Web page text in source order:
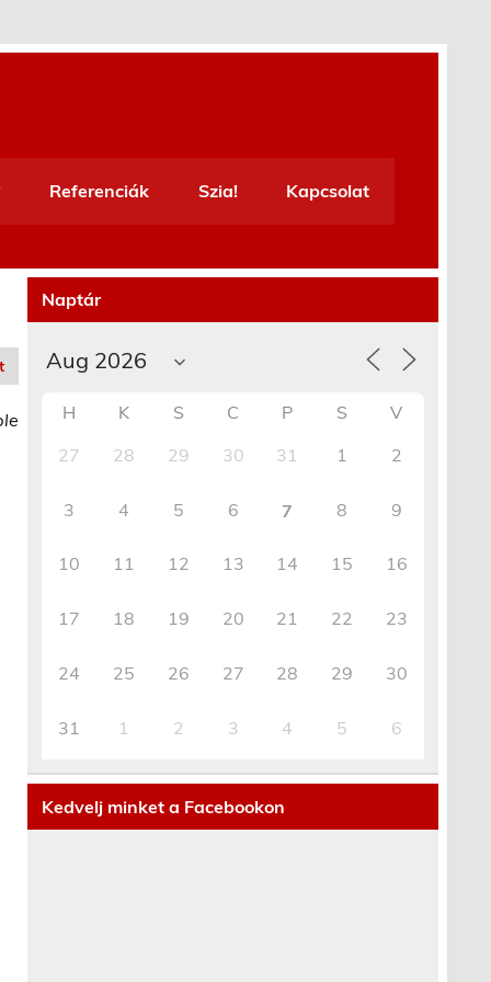
Referenciák Szia! Kapcsolat
Naptár
H K S C P S
V
27
28 29 30 31 1 2
3 4 5 6 7 8 9
10 11 12 13 14 15 16
17 18 19 20 21 22 23
24 25 26 27 28 29 30
31 1 2 3 4 5 6
Kedvelj minket a Facebookon